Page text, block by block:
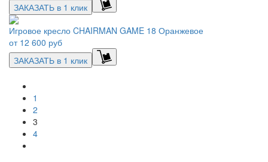
ЗАКАЗАТЬ в 1 клик
Игровое кресло CHAIRMAN GAME 18 Оранжевое
от12 600 руб
ЗАКАЗАТЬ в 1 клик
1
2
3
4